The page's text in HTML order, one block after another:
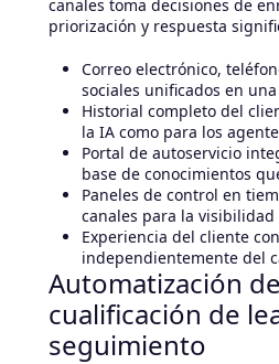
canales toma decisiones de
priorización y respuesta
Correo electrónico,
sociales unificados en
Historial completo del
la IA como para los
Portal de autoservicio
base de conocimientos
Paneles de control en
canales para la
Experiencia del cliente
independientemente del
Automatización
cualificación de
seguimiento